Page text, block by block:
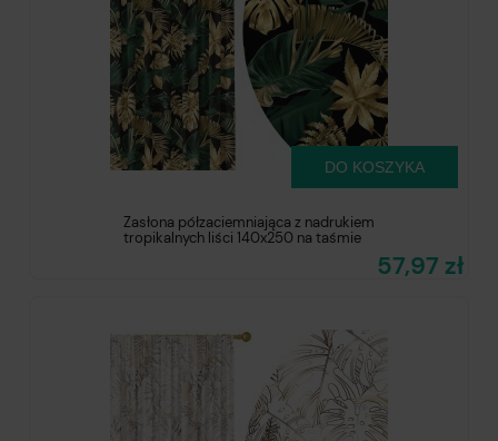
Zasłona półzaciemniająca z nadrukiem
tropikalnych liści 140x250 na taśmie
57,97 zł
DO KOSZYKA